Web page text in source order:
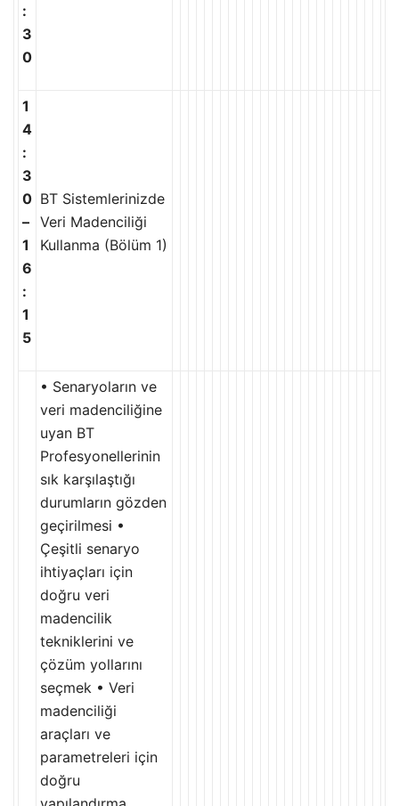
:
3
0
1
4
:
3
0
–
1
6
:
1
5
BT Sistemlerinizde
Veri Madenciliği
Kullanma (Bölüm 1)
• Senaryoların ve
veri madenciliğine
uyan BT
Profesyonellerinin
sık karşılaştığı
durumların gözden
geçirilmesi •
Çeşitli senaryo
ihtiyaçları için
doğru veri
madencilik
tekniklerini ve
çözüm yollarını
seçmek • Veri
madenciliği
araçları ve
parametreleri için
doğru